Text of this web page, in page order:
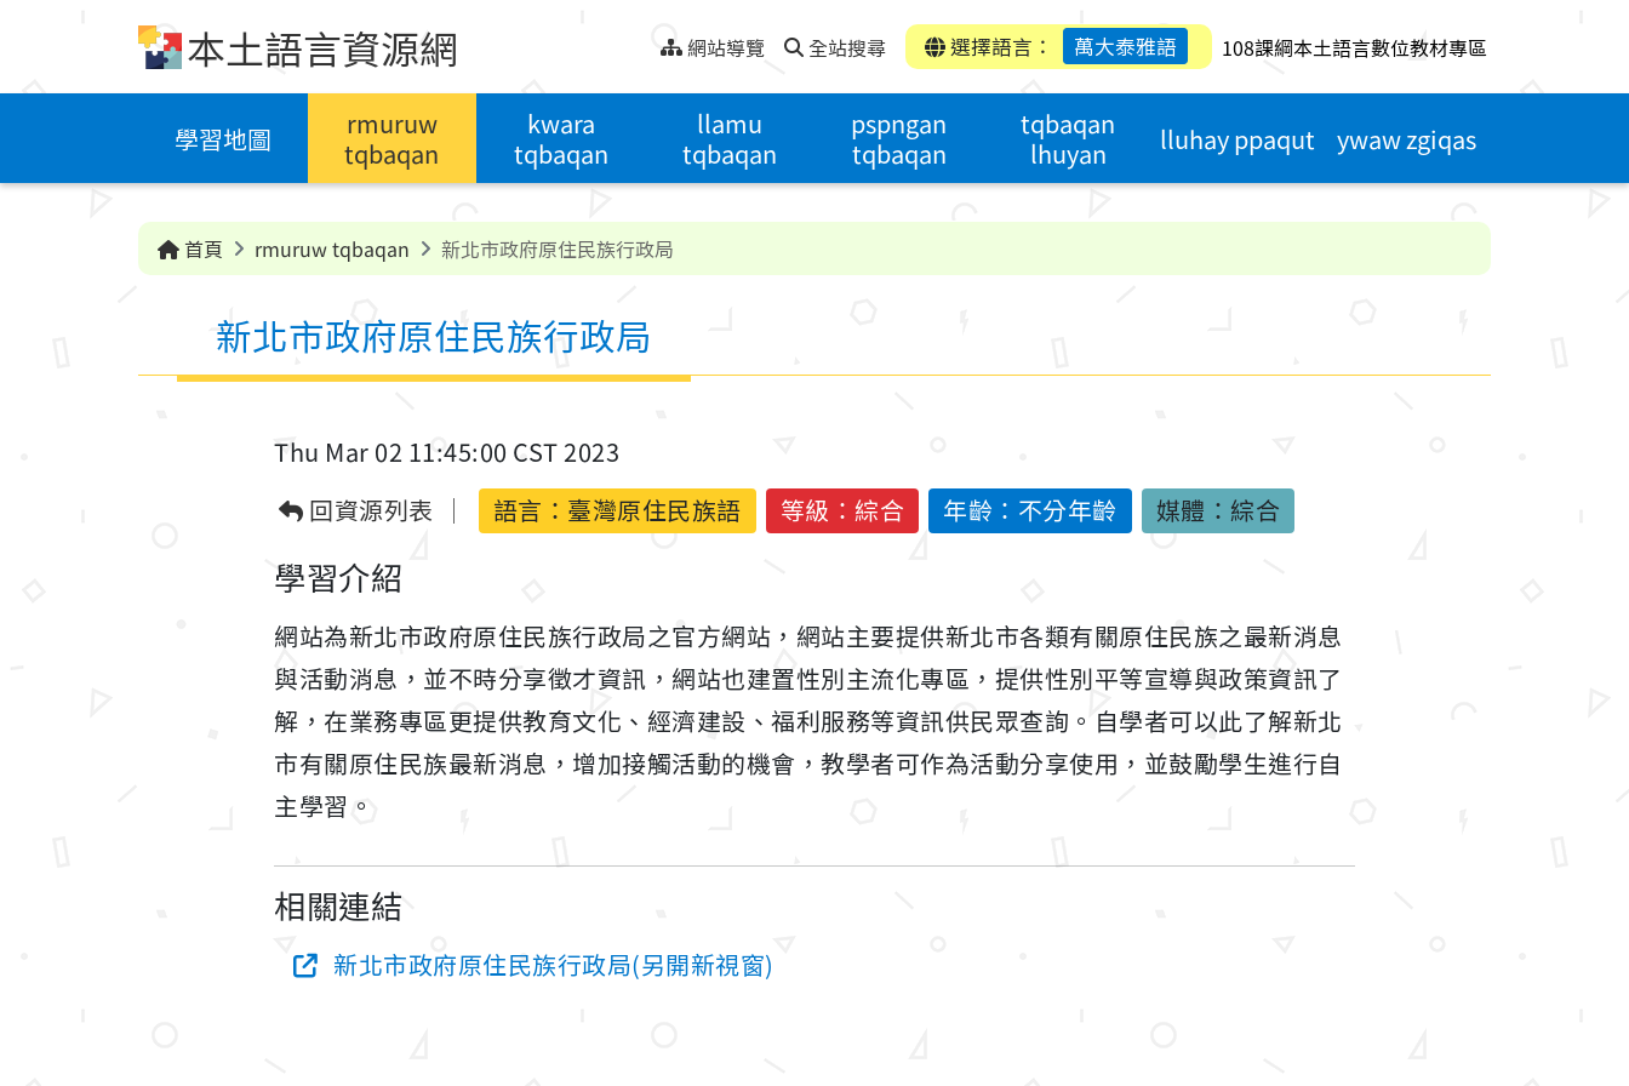
本土語言資源網 網站導覽 全站搜尋 選擇語言： 萬大泰雅語 108課綱本土語言數位教材專區
學習地圖
rmuruw
tqbaqan
kwara
tqbaqan
llamu
tqbaqan
pspngan
tqbaqan
tqbaqan
lhuyan
lluhay ppaqut ywaw zgiqas
首頁 rmuruw tqbaqan 新北市政府原住民族行政局
新北市政府原住民族行政局
Thu Mar 02 11:45:00 CST 2023
回資源列表
語言： 臺灣原住民族語 等級：綜合 年齡：不分年齡 媒體：綜合
學習介紹
網站為新北市政府原住民族行政局之官方網站，網站主要提供新北市各類有關原住民族之最新消息
與活動消息，並不時分享徵才資訊，網站也建置性別主流化專區，提供性別平等宣導與政策資訊了
解，在業務專區更提供教育文化、經濟建設、福利服務等資訊供民眾查詢。自學者可以此了解新北
市有關原住民族最新消息，增加接觸活動的機會，教學者可作為活動分享使用，並鼓勵學生進行自
主學習。
相關連結
新北市政府原住民族行政局(另開新視窗)